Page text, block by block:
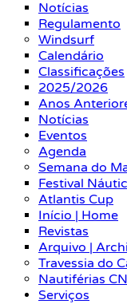
Notícias
Regulamento
Windsurf
Calendário
Classificações
2025/2026
Anos
Notícias
Eventos
Agenda
Semana do
Festival
Atlantis Cup
Início | Home
Revistas
Arquivo |
Travessia do
Nautiférias
Serviços